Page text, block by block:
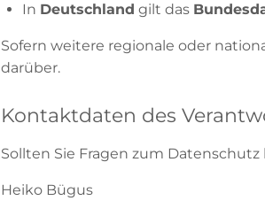
In Deutschland gilt das
Sofern weitere regionale oder
darüber.
Kontaktdaten des
Sollten Sie Fragen zum
Heiko Bügus